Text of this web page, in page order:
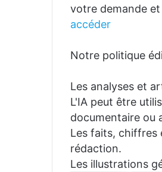
votre demande
accéder
Notre politique
Les analyses et
L'IA peut être
documentaire ou
Les faits, chiffres
rédaction.
Les illustrations